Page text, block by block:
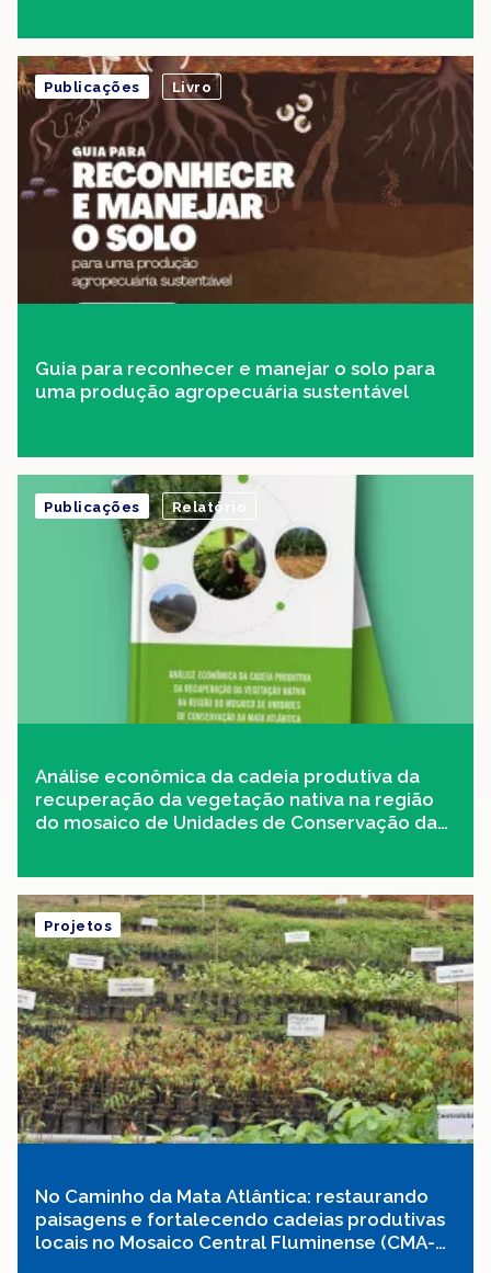
Guia para reconhecer e manejar o solo para
uma produção agropecuária sustentável
Publicações Livro
Análise econômica da cadeia produtiva da
recuperação da vegetação nativa na região
do mosaico de Unidades de Conservação da
Publicações Relatório
No Caminho da Mata Atlântica: restaurando
paisagens e fortalecendo cadeias produtivas
locais no Mosaico Central Fluminense (CMA-
Projetos